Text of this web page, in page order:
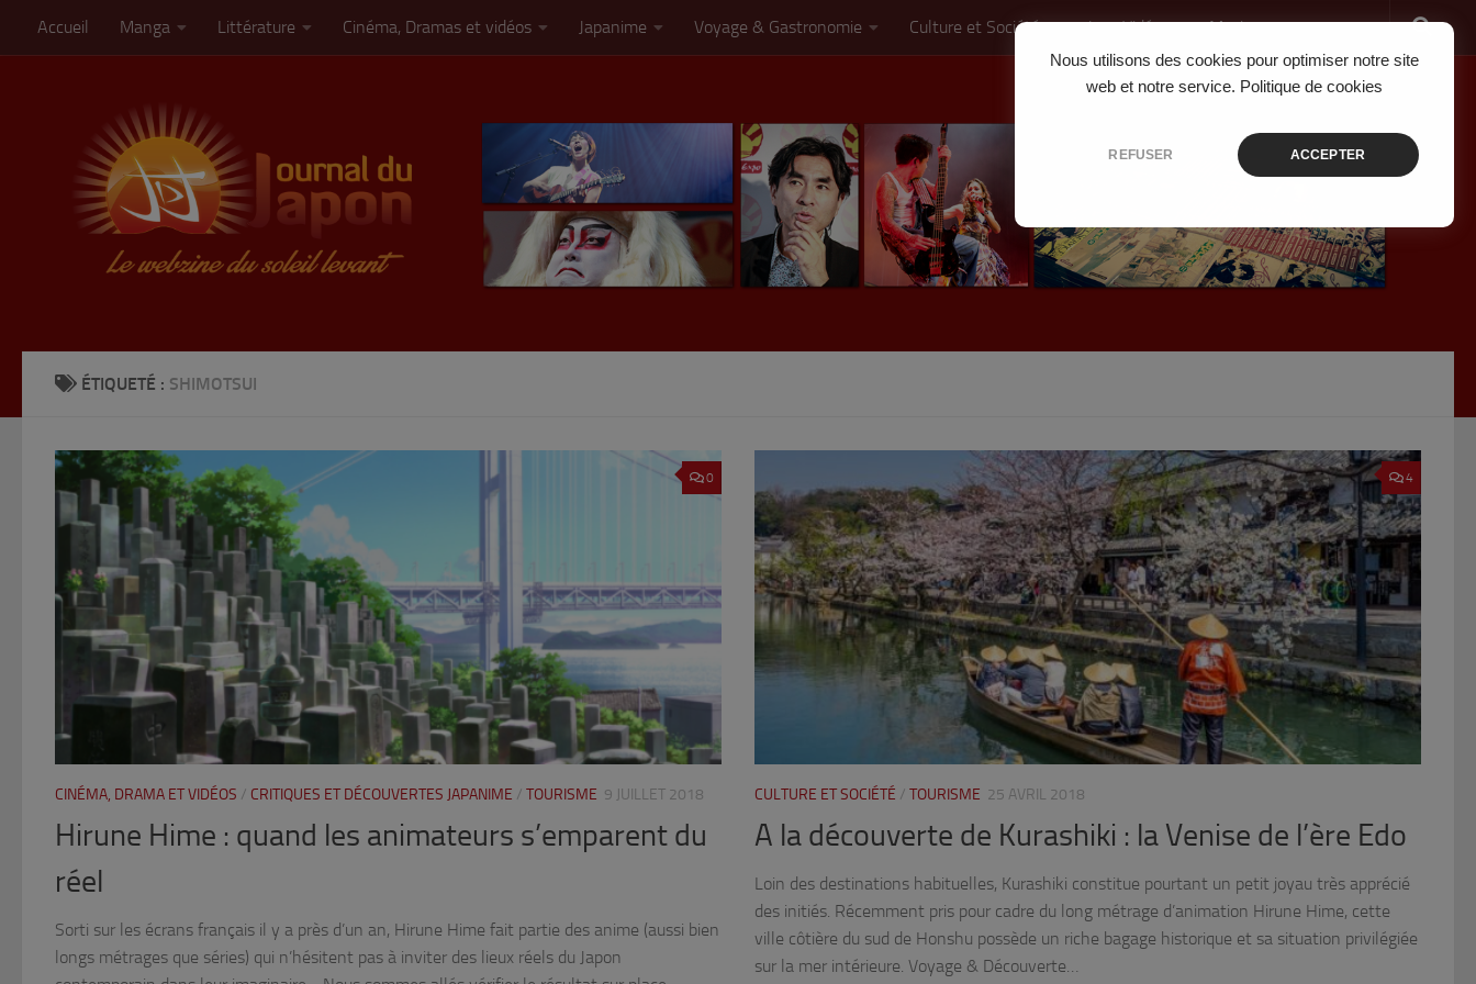
Nous utilisons des cookies pour optimiser notre site
web et notre service. Politique de cookies
REFUSER ACCEPTER
Skip to content
Accueil Manga Littérature Cinéma, Dramas et vidéos Japanime Voyage & Gastronomie Culture et Société Jeux Vidéo Musique
ÉTIQUETÉ : SHIMOTSUI
0
CINÉMA, DRAMA ET VIDÉOS / CRITIQUES ET DÉCOUVERTES JAPANIME / TOURISME 9 JUILLET 2018
Hirune Hime : quand les animateurs s’emparent du
réel
Sorti sur les écrans français il y a près d’un an, Hirune Hime fait partie des anime (aussi bien
longs métrages que séries) qui n’hésitent pas à inviter des lieux réels du Japon
4
CULTURE ET SOCIÉTÉ / TOURISME 25 AVRIL 2018
A la découverte de Kurashiki : la Venise de l’ère Edo
Loin des destinations habituelles, Kurashiki constitue pourtant un petit joyau très apprécié
des initiés. Récemment pris pour cadre du long métrage d’animation Hirune Hime, cette
ville côtière du sud de Honshu possède un riche bagage historique et sa situation privilégiée
sur la mer intérieure. Voyage & Découverte…